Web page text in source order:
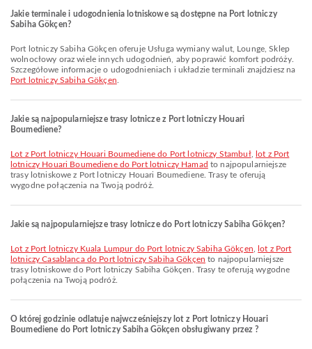
Jakie terminale i udogodnienia lotniskowe są dostępne na Port lotniczy
Sabiha Gökçen?
Port lotniczy Sabiha Gökçen oferuje Usługa wymiany walut, Lounge, Sklep
wolnocłowy oraz wiele innych udogodnień, aby poprawić komfort podróży.
Szczegółowe informacje o udogodnieniach i układzie terminali znajdziesz na
Port lotniczy Sabiha Gökçen
Jakie są najpopularniejsze trasy lotnicze z Port lotniczy Houari
Boumediene?
lot z Port lotniczy Houari Boumediene do Port lotniczy Stambuł,
lot z Port
lotniczy Houari Boumediene do Port lotniczy Hamad to najpopularniejsze
trasy lotniskowe z Port lotniczy Houari Boumediene. Trasy te oferują
wygodne połączenia na Twoją podróż.
Jakie są najpopularniejsze trasy lotnicze do Port lotniczy Sabiha Gökçen?
lot z Port lotniczy Kuala Lumpur do Port lotniczy Sabiha Gökçen
lot z Port
lotniczy Casablanca do Port lotniczy Sabiha Gökçen to najpopularniejsze
trasy lotniskowe do Port lotniczy Sabiha Gökçen. Trasy te oferują wygodne
połączenia na Twoją podróż.
O której godzinie odlatuje najwcześniejszy lot z Port lotniczy Houari
Boumediene do Port lotniczy Sabiha Gökçen obsługiwany przez ?